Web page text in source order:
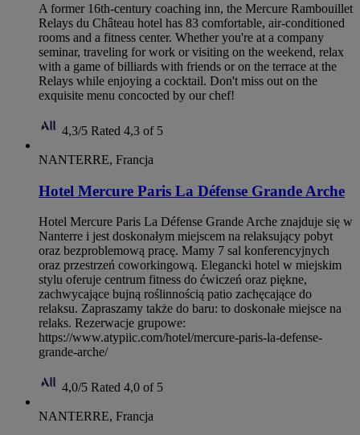
A former 16th-century coaching inn, the Mercure Rambouillet
Relays du Château hotel has 83 comfortable, air-conditioned
rooms and a fitness center. Whether you're at a company
seminar, traveling for work or visiting on the weekend, relax
with a game of billiards with friends or on the terrace at the
Relays while enjoying a cocktail. Don't miss out on the
exquisite menu concocted by our chef!
4,3/5 Rated 4,3 of 5
NANTERRE, Francja
Hotel Mercure Paris La Défense Grande Arche
Hotel Mercure Paris La Défense Grande Arche znajduje się w
Nanterre i jest doskonałym miejscem na relaksujący pobyt
oraz bezproblemową pracę. Mamy 7 sal konferencyjnych
oraz przestrzeń coworkingową. Elegancki hotel w miejskim
stylu oferuje centrum fitness do ćwiczeń oraz piękne,
zachwycające bujną roślinnością patio zachęcające do
relaksu. Zapraszamy także do baru: to doskonałe miejsce na
relaks. Rezerwacje grupowe:
https://www.atypiic.com/hotel/mercure-paris-la-defense-
grande-arche/
4,0/5 Rated 4,0 of 5
NANTERRE, Francja